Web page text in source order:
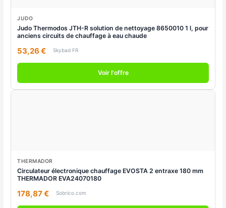
JUDO
Judo Thermodos JTH-R solution de nettoyage 8650010 1 l, pour
anciens circuits de chauffage à eau chaude
53,26 € Skybad FR
Voir l'offre
THERMADOR
Circulateur électronique chauffage EVOSTA 2 entraxe 180 mm
THERMADOR EVA24070180
178,87 € Sobrico.com